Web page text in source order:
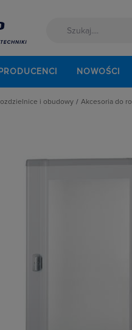
NOWOŚCI
bezpieczeństwa
i obudowy
Wentylacja i ogrzewanie
Akcesoria do
Oprawy